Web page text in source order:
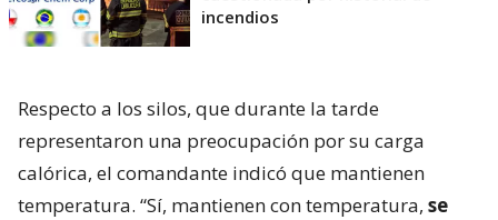
incendios
Respecto a los silos, que durante la tarde
representaron una preocupación por su carga
calórica, el comandante indicó que mantienen
temperatura. “Sí, mantienen con temperatura, se